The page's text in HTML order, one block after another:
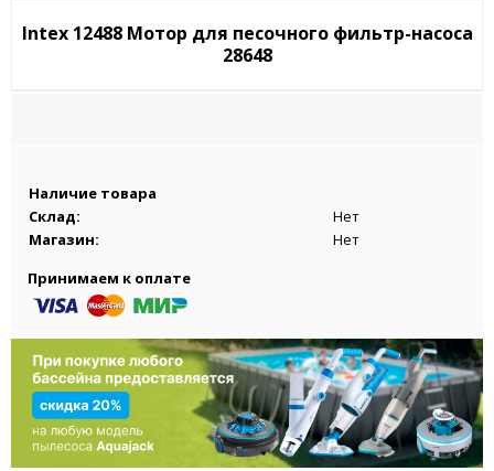
Intex 12488 Мотор для песочного фильтр-насоса
28648
Наличие товара
Склад:
Нет
Магазин:
Нет
Принимаем к оплате